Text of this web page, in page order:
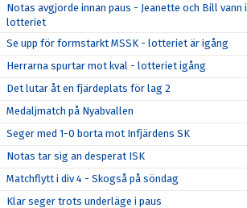
Notas avgjorde innan paus - Jeanette och Bill vann i
lotteriet
Se upp för formstarkt MSSK - lotteriet är igång
Herrarna spurtar mot kval - lotteriet igång
Det lutar åt en fjärdeplats för lag 2
Medaljmatch på Nyabvallen
Seger med 1-0 borta mot Infjärdens SK
Notas tar sig an desperat ISK
Matchflytt i div 4 - Skogså på söndag
Klar seger trots underläge i paus